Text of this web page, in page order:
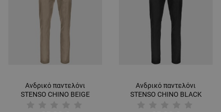
Ανδρικό παντελόνι
STENSO CHINO BEIGE
Ανδρικό παντελόνι
STENSO CHINO BLACK